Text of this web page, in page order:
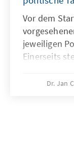
Vor dem
jeweiligen
Einerseits
Kürzung
adressiert,
Dr. Jan